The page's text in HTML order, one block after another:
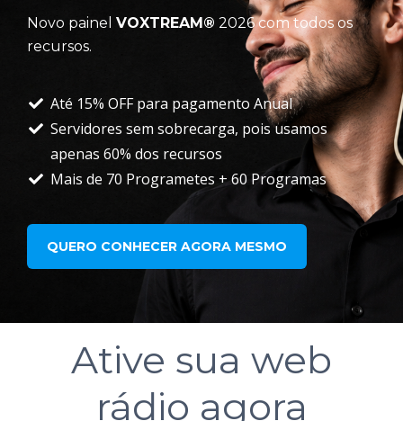
Novo painel VOXTREAM® 2026 com todos os
recursos.
Até 15% OFF para pagamento Anual
Servidores sem sobrecarga, pois usamos
apenas 60% dos recursos
Mais de 70 Programetes + 60 Programas
QUERO CONHECER AGORA MESMO
Ative sua web
rádio agora